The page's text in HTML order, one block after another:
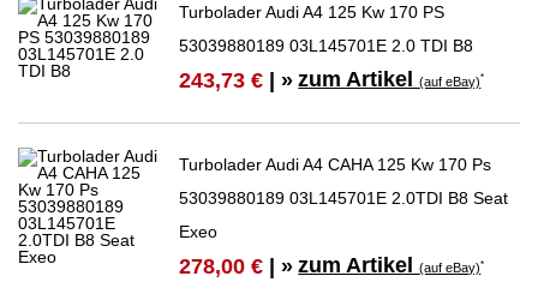
Turbolader Audi A4 125 Kw 170 PS
53039880189 03L145701E 2.0 TDI B8
243,73 € | » zum Artikel(auf eBay)*
Turbolader Audi A4 CAHA 125 Kw 170 Ps
53039880189 03L145701E 2.0TDI B8 Seat
Exeo
278,00 € | » zum Artikel(auf eBay)*